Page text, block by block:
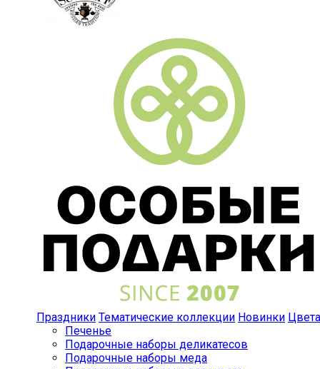
Праздники Тематические коллекции Новинки Цвета
Печенье
Подарочные наборы деликатесов
Подарочные наборы меда